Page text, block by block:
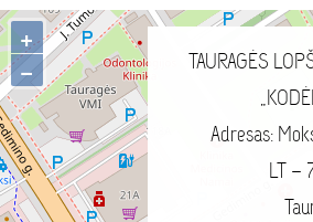
+
−
TAURAGĖS
Adresas:
LT –